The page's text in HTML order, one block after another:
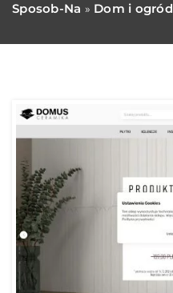
Sposob-Na » Dom i ogród